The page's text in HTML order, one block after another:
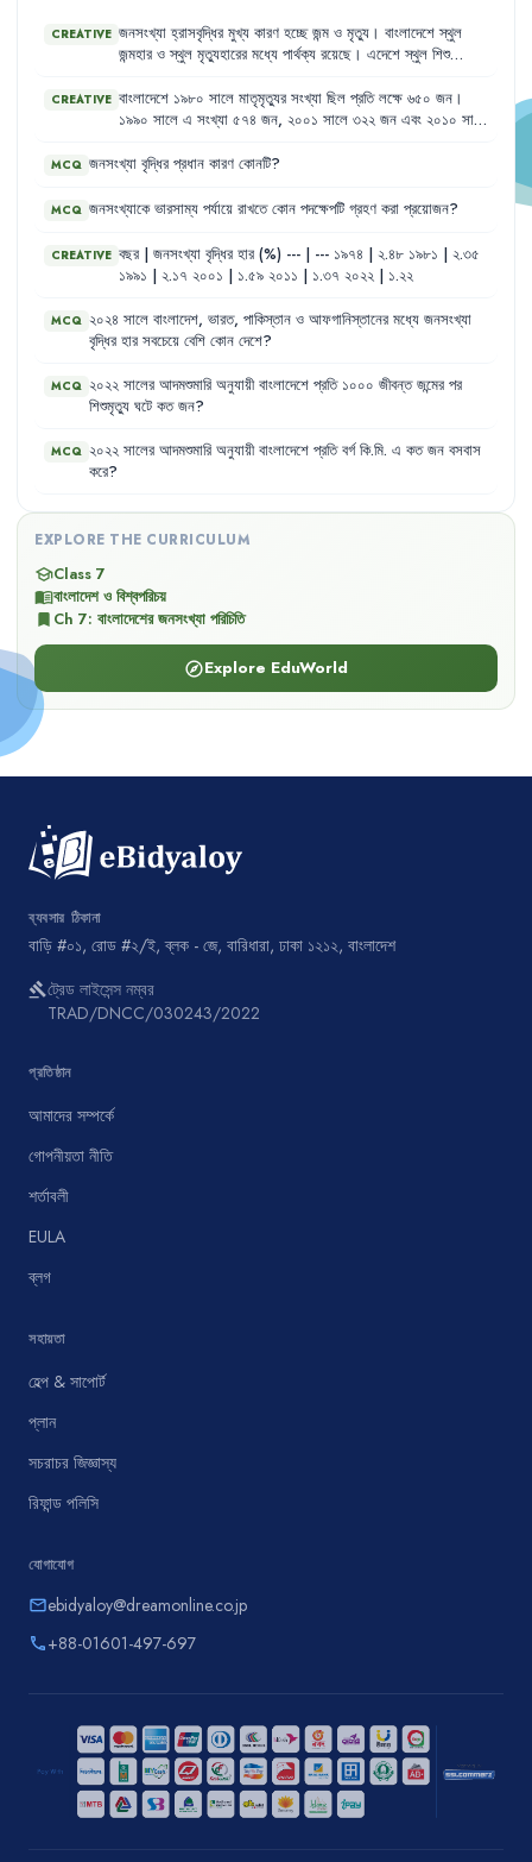
CREATIVE জনসংখ্যা হ্রাসবৃদ্ধির মুখ্য কারণ হচ্ছে জন্ম ও মৃত্যু । বাংলাদেশে স্থুল
জন্মহার ও স্থুল মৃত্যুহারের মধ্যে পার্থক্য রয়েছে । এদেশে স্থুল শিশু
পেয়েছে। এক পরিসংখ্যানে জানা যায় যে, এদেশে প্রতিবছর জন্ম নিচ্ছে
লক্ষ শিশু এবং মৃত্যুবরণ করছে সকল বয়সের প্রায় ৬ লক্ষ লোক ।
CREATIVE বাংলাদেশে ১৯৮০ সালে মাতৃমৃত্যুর সংখ্যা ছিল প্রতি লক্ষে ৬৫০ জন ।
১৯৯০ সালে এ সংখ্যা ৫৭৪ জন, ২০০১ সালে ৩২২ জন এবং ২০১০ সালে
২০১৬ সালে মাতৃমৃত্যুর হার ছিল
MCQ জনসংখ্যা বৃদ্ধির প্রধান কারণ কোনটি?
MCQ জনসংখ্যাকে ভারসাম্য পর্যায়ে রাখতে কোন পদক্ষেপটি গ্রহণ করা প্রয়োজন?
CREATIVE বছর | জনসংখ্যা বৃদ্ধির হার (%) --- | --- ১৯৭৪ | ২.৪৮ ১৯৮১ | ২.৩৫
১৯৯১ | ২.১৭ ২০০১ | ১.৫৯ ২০১১ | ১.৩৭ ২০২২ | ১.২২
MCQ ২০২৪ সালে বাংলাদেশ, ভারত, পাকিস্তান ও আফগানিস্তানের মধ্যে জনসংখ্যা
বৃদ্ধির হার সবচেয়ে বেশি কোন দেশে?
MCQ ২০২২ সালের আদমশুমারি অনুযায়ী বাংলাদেশে প্রতি ১০০০ জীবন্ত জন্মের পর
শিশুমৃত্যু ঘটে কত জন?
MCQ ২০২২ সালের আদমশুমারি অনুযায়ী বাংলাদেশে প্রতি বর্গ কি.মি. এ কত জন বসবাস
করে?
EXPLORE THE CURRICULUM
schoolClass 7
menu_bookবাংলাদেশ ও বিশ্বপরিচয়
bookmark Ch 7: বাংলাদেশের জনসংখ্যা পরিচিতি
exploreExplore EduWorld
ব্যবসার ঠিকানা
বাড়ি #০১, রোড #২/ই, ব্লক - জে, বারিধারা, ঢাকা ১২১২, বাংলাদেশ
gavelট্রেড লাইসেন্স নম্বর
TRAD/DNCC/030243/2022
প্রতিষ্ঠান
আমাদের সম্পর্কে
গোপনীয়তা নীতি
শর্তাবলী
EULA
ব্লগ
সহায়তা
হেল্প & সাপোর্ট
প্লান
সচরাচর জিজ্ঞাস্য
রিফান্ড পলিসি
যোগাযোগ
emailebidyaloy@dreamonline.co.jp
phone+88-01601-497-697